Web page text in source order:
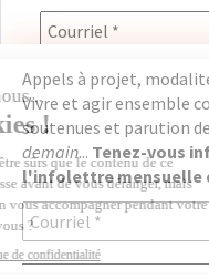
En renseignant votre
consentez à recevoir
Seligmann,
confidentialité. Il
désabonner à tout
Appels à projet,
Vivre et agir ensemble
soutenues et parution
demain... Tenez-vous
l'infolettre mensuelle